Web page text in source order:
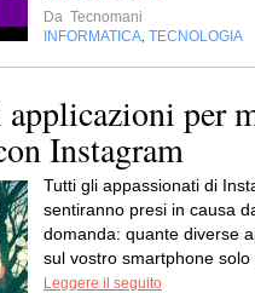
Da Tecnomani
INFORMATICA TECNOLOGIA
per
Instagram
Tutti gli appassionati di
sentiranno presi in causa
domanda: quante diverse
sul vostro smartphone solo
Leggere il seguito